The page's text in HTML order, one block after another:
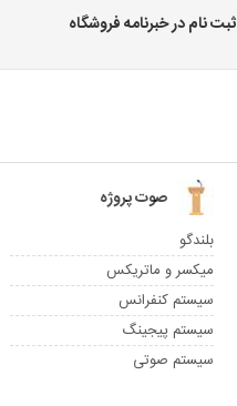
ثبت نام در خبرنامه فروشگاه
صوت پروژه
بلندگو
میکسر و ماتریکس
سیستم کنفرانس
سیستم پیجینگ
سیستم صوتی